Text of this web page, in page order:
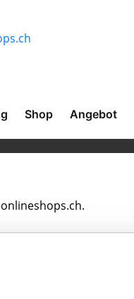
Shop Angebot